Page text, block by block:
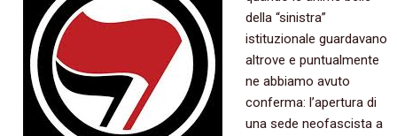
della “sinistra”
istituzionale guardavano
altrove e puntualmente
ne abbiamo avuto
conferma: l’apertura di
una sede neofascista a